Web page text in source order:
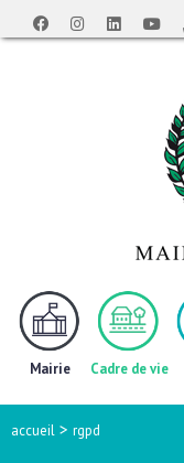
Mairie Cadre de vie
accueil > rgpd